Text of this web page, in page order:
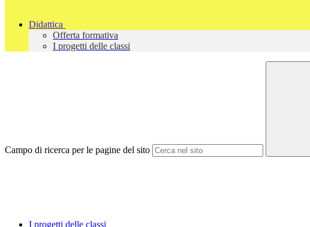
Didattica
Offerta formativa
I progetti delle classi
Campo di ricerca per le pagine del sito
I progetti delle classi